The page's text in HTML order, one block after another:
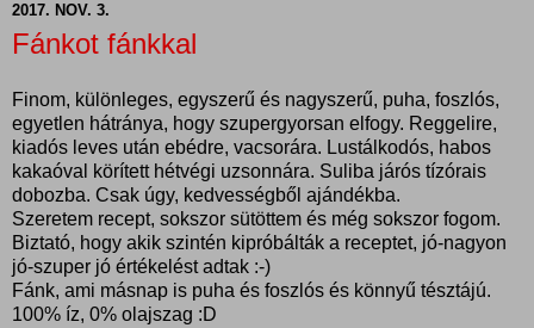
2017. NOV. 3.
Fánkot fánkkal
Finom, különleges, egyszerű és nagyszerű, puha, foszlós,
egyetlen hátránya, hogy szupergyorsan elfogy. Reggelire,
kiadós leves után ebédre, vacsorára. Lustálkodós, habos
kakaóval körített hétvégi uzsonnára. Suliba járós tízórais
dobozba. Csak úgy, kedvességből ajándékba.
Szeretem recept, sokszor sütöttem és még sokszor fogom.
Biztató, hogy akik szintén kipróbálták a receptet, jó-nagyon
jó-szuper jó értékelést adtak :-)
Fánk, ami másnap is puha és foszlós és könnyű tésztájú.
100% íz, 0% olajszag :D